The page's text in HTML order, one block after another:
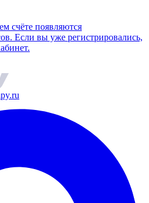
счёте появляются
Если вы уже регистрировались,